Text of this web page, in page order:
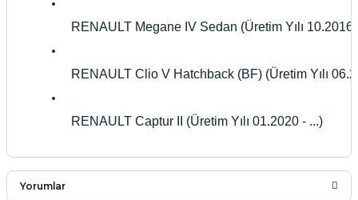
RENAULT Megane IV Sedan (Üretim Yılı 10.2016
RENAULT Clio V Hatchback (BF) (Üretim Yılı
RENAULT Captur II (Üretim Yılı 01.2020 - ...)
Yorumlar